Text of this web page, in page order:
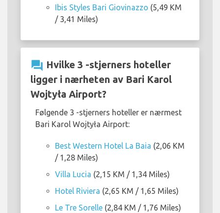
Ibis Styles Bari Giovinazzo (5,49 KM
/ 3,41 Miles)
question_answer Hvilke 3 -stjerners hoteller
ligger i nærheten av Bari Karol
Wojtyła Airport?
Følgende 3 -stjerners hoteller er nærmest
Bari Karol Wojtyła Airport:
Best Western Hotel La Baia (2,06 KM
/ 1,28 Miles)
Villa Lucia (2,15 KM / 1,34 Miles)
Hotel Riviera (2,65 KM / 1,65 Miles)
Le Tre Sorelle (2,84 KM / 1,76 Miles)